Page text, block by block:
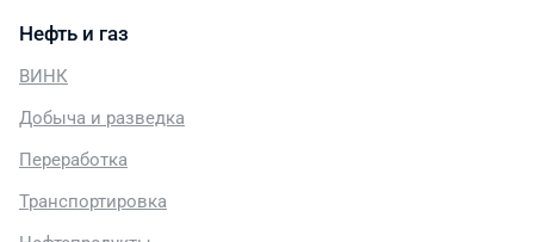
Нефть и газ
ВИНК
Добыча и разведка
Переработка
Транспортировка